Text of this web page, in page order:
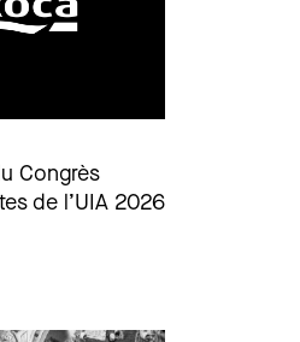
Congrès
de l’UIA 2026